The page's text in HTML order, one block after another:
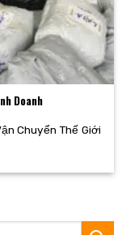
Doanh
Chuyển Thế Giới